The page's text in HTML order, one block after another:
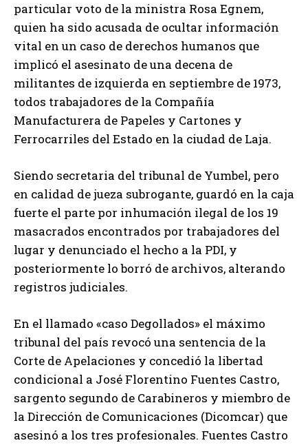
particular voto de la ministra Rosa Egnem,
quien ha sido acusada de ocultar información
vital en un caso de derechos humanos que
implicó el asesinato de una decena de
militantes de izquierda en septiembre de 1973,
todos trabajadores de la Compañía
Manufacturera de Papeles y Cartones y
Ferrocarriles del Estado en la ciudad de Laja.
Siendo secretaria del tribunal de Yumbel, pero
en calidad de jueza subrogante, guardó en la caja
fuerte el parte por inhumación ilegal de los 19
masacrados encontrados por trabajadores del
lugar y denunciado el hecho a la PDI, y
posteriormente lo borró de archivos, alterando
registros judiciales.
En el llamado «caso Degollados» el máximo
tribunal del país revocó una sentencia de la
Corte de Apelaciones y concedió la libertad
condicional a José Florentino Fuentes Castro,
sargento segundo de Carabineros y miembro de
la Dirección de Comunicaciones (Dicomcar) que
asesinó a los tres profesionales. Fuentes Castro